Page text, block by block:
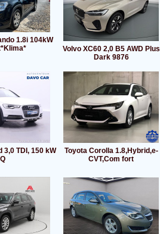
1.8i 104kW
Volvo XC60 2,0 B5 AWD Plus
Dark 9876
TDI, 150 kW
Q
Toyota Corolla 1.8,Hybrid,e-
CVT,Com fort